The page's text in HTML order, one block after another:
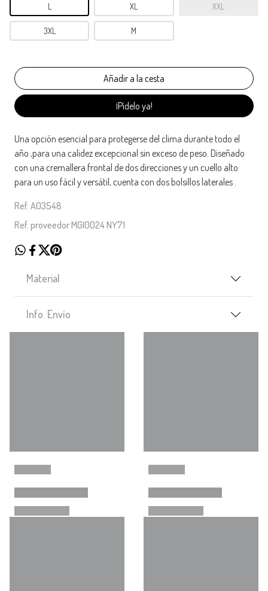
L XL XXL
3XL M
¡Pídelo ya!
Una opción esencial para protegerse del clima durante todo el
año ,para una calidez excepcional sin exceso de peso. Diseñado
con una cremallera frontal de dos direcciones y un cuello alto
para un uso fácil y versátil, cuenta con dos bolsillos laterales .
Ref. A03548
Ref. proveedor MGI0024 NY71
Material
Info. Envío